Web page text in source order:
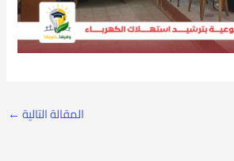
المقالة التالية ←